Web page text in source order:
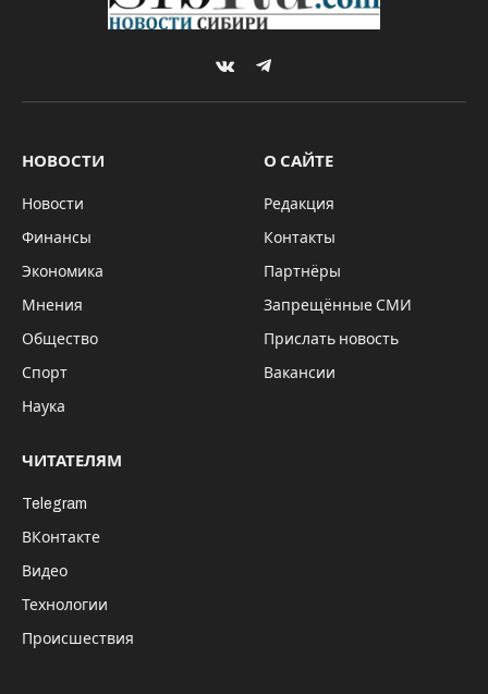
Сергей МУРЗИН 05.07.2021 БЕЗ РУБРИКИ
корпуса имени Героя Российской Федерации
Олега Куянова будет создан региональный
Центр будет разрабатывать методические
рекомендации по деятельности всех
кадетских классов, созданных на базе
среднеобразовательных школ, а также
программ казачьей направленности.
Харитонова, по состоянию на начало 2021 года
на территории Новосибирской области
зарегистрировано 23 казачьи организации, из